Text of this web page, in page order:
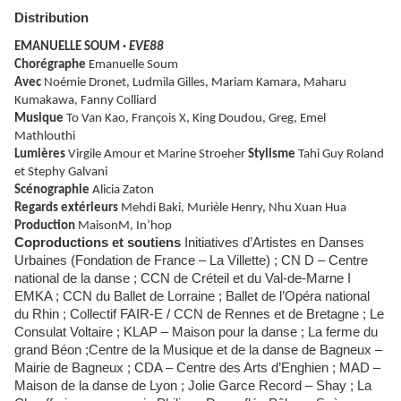
Distribution
EMANUELLE SOUM · EVE88
Chorégraphe Emanuelle Soum
Avec Noémie Dronet, Ludmila Gilles, Mariam Kamara, Maharu
Kumakawa, Fanny Colliard
Musique To Van Kao, François X, King Doudou, Greg, Emel
Mathlouthi
Lumières Virgile Amour et Marine Stroeher Stylisme Tahi Guy Roland
et Stephy Galvani
Scénographie Alicia Zaton
Regards extérieurs Mehdi Baki, Murièle Henry, Nhu Xuan Hua
Production MaisonM, In’hop
Coproductions et soutiens Initiatives d’Artistes en Danses
Urbaines (Fondation de France – La Villette) ; CN D – Centre
national de la danse ; CCN de Créteil et du Val-de-Marne I
EMKA ; CCN du Ballet de Lorraine ; Ballet de l’Opéra national
du Rhin ; Collectif FAIR-E / CCN de Rennes et de Bretagne ; Le
Consulat Voltaire ; KLAP – Maison pour la danse ; La ferme du
grand Béon ;Centre de la Musique et de la danse de Bagneux –
Mairie de Bagneux ; CDA – Centre des Arts d’Enghien ; MAD –
Maison de la danse de Lyon ; Jolie Garce Record – Shay ; La